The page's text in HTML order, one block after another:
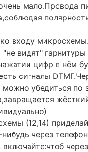
мало.Провода
входу
видят" гарнитуры
цифр в нём
сигналы
убедиться по
(12,14)
через